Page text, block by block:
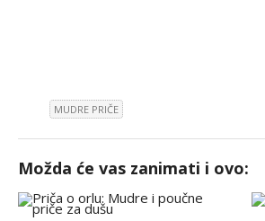
MUDRE PRIČE
Možda će vas zanimati i ovo: